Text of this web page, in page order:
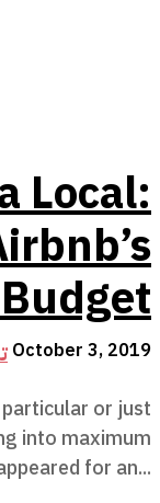
Local:
October 3, 2019
or just
into maximum
for an...